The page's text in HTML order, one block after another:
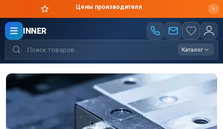
Цены производителя
INNER
Каталог